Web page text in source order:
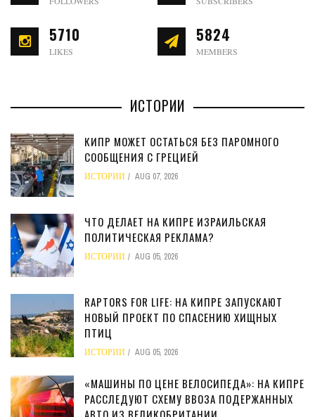
5710
LIKES
5824
MEMBERS
ИСТОРИИ
КИПР МОЖЕТ ОСТАТЬСЯ БЕЗ ПАРОМНОГО
СООБЩЕНИЯ С ГРЕЦИЕЙ
ИСТОРИИ AUG 07, 2026
ЧТО ДЕЛАЕТ НА КИПРЕ ИЗРАИЛЬСКАЯ
ПОЛИТИЧЕСКАЯ РЕКЛАМА?
ИСТОРИИ AUG 05, 2026
RAPTORS FOR LIFE: НА КИПРЕ ЗАПУСКАЮТ
НОВЫЙ ПРОЕКТ ПО СПАСЕНИЮ ХИЩНЫХ
ПТИЦ
ИСТОРИИ AUG 05, 2026
«МАШИНЫ ПО ЦЕНЕ ВЕЛОСИПЕДА»: НА КИПРЕ
РАССЛЕДУЮТ СХЕМУ ВВОЗА ПОДЕРЖАННЫХ